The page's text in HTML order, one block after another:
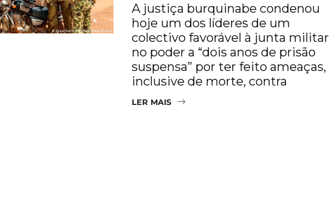
A justiça burquinabe condenou
hoje um dos líderes de um
colectivo favorável à junta militar
no poder a “dois anos de prisão
suspensa” por ter feito ameaças,
inclusive de morte, contra
LER MAIS